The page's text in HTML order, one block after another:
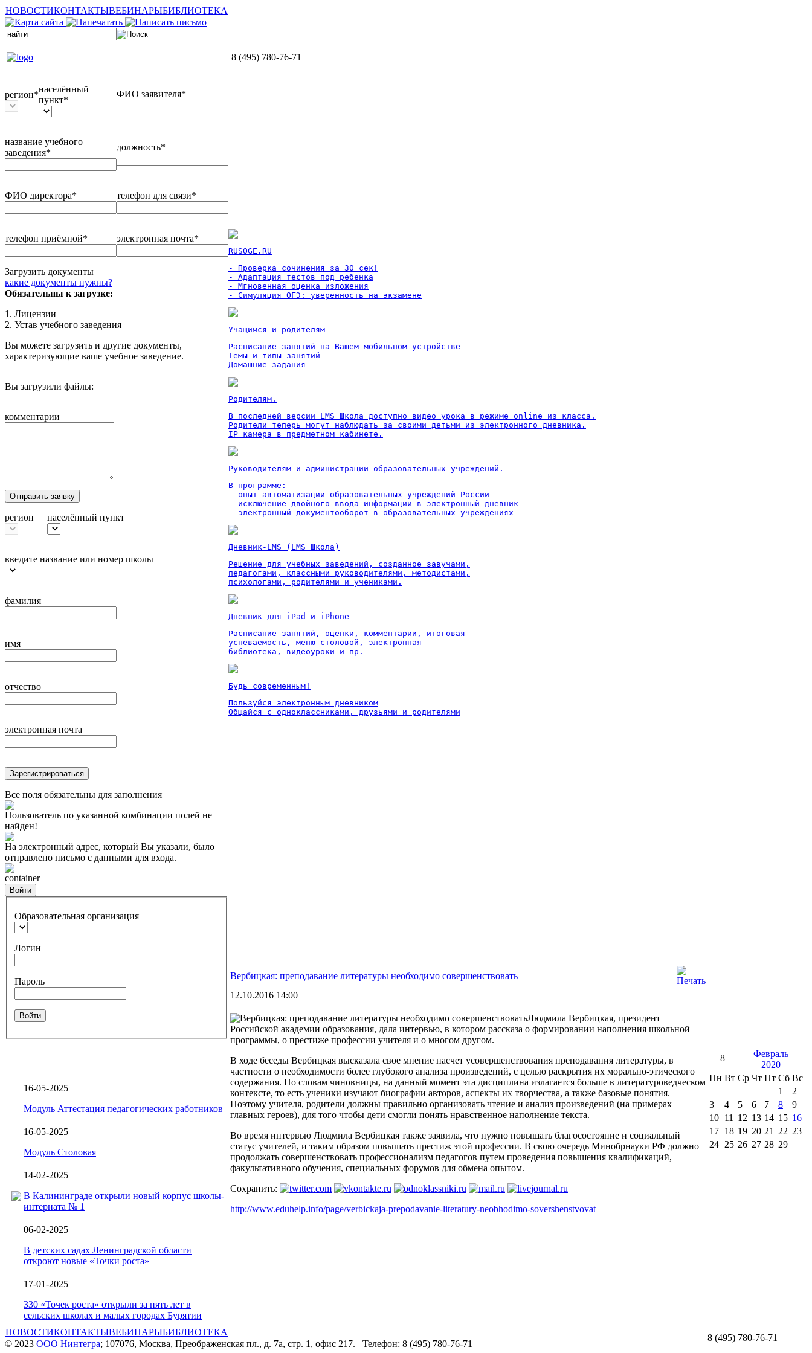
НОВОСТИКОНТАКТЫВЕБИНАРЫБИБЛИОТЕКА
8 (495) 780-76-71
регион*
населённый
пункт*
ФИО заявителя*
название учебного
заведения*
должность*
ФИО директора* телефон для связи*
телефон приёмной* электронная почта*
Загрузить документы
какие документы нужны?
Обязательны к загрузке:
1. Лицензии
2. Устав учебного заведения
Вы можете загрузить и другие документы,
характеризующие ваше учебное заведение.
Вы загрузили файлы:
комментарии
Отправить заявку
регион населённый пункт
введите название или номер школы
фамилия
имя
отчество
электронная почта
Зарегистрироваться
Все поля обязательны для заполнения
Пользователь по указанной комбинации полей не
найден!
На электронный адрес, который Вы указали, было
отправлено письмо с данными для входа.
container
Войти
Образовательная организация
Логин
Пароль
Войти
16-05-2025
Модуль Аттестация педагогических работников
16-05-2025
Модуль Столовая
14-02-2025
В Калининграде открыли новый корпус школы-
интерната № 1
06-02-2025
В детских садах Ленинградской области
откроют новые «Точки роста»
17-01-2025
330 «Точек роста» открыли за пять лет в
сельских школах и малых городах Бурятии
RUSOGE.RU
- Проверка сочинения за 30 сек!
- Адаптация тестов под ребенка
- Мгновенная оценка изложения
- Симуляция ОГЭ: уверенность на экзамене
Учащимся и родителям
Расписание занятий на Вашем мобильном устройстве
Темы и типы занятий
Домашние задания
Родителям.
В последней версии LMS Школа доступно видео урока в режиме online из класса.
Родители теперь могут наблюдать за своими детьми из электронного дневника.
IP камера в предметном кабинете.
Руководителям и администрации образовательных учреждений.
В программе:
- опыт автоматизации образовательных учреждений России
- исключение двойного ввода информации в электронный дневник
- электронный документооборот в образовательных учреждениях
Дневник-LMS (LMS Школа)
Решение для учебных заведений, созданное завучами,
педагогами, классными руководителями, методистами,
психологами, родителями и учениками.
Дневник для iPad и iPhone
Расписание занятий, оценки, комментарии, итоговая
успеваемость, меню столовой, электронная
библиотека, видеоуроки и пр.
Будь современным!
Пользуйся электронным дневником
Общайся с одноклассниками, друзьями и родителями
Вербицкая: преподавание литературы необходимо совершенствовать
12.10.2016 14:00
Людмила Вербицкая, президент
Российской академии образования, дала интервью, в котором рассказа о формировании наполнения школьной
программы, о престиже профессии учителя и о многом другом.
В ходе беседы Вербицкая высказала свое мнение насчет усовершенствования преподавания литературы, в
частности о необходимости более глубокого анализа произведений, с целью раскрытия их морально-этического
содержания. По словам чиновницы, на данный момент эта дисциплина излагается больше в литературоведческом
контексте, то есть ученики изучают биографии авторов, аспекты их творчества, а также базовые понятия.
Поэтому учителя, родители должны правильно организовать чтение и анализ произведений (на примерах
главных героев), для того чтобы дети смогли понять нравственное наполнение текста.
Во время интервью Людмила Вербицкая также заявила, что нужно повышать благосостояние и социальный
статус учителей, и таким образом повышать престиж этой профессии. В свою очередь Минобрнауки РФ должно
продолжать совершенствовать профессионализм педагогов путем проведения повышения квалификаций,
факультативного обучения, специальных форумов для обмена опытом.
Сохранить:
http://www.eduhelp.info/page/verbickaja-prepodavanie-literatury-neobhodimo-sovershenstvovat
8
Февраль
2020
Пн Вт Ср Чт Пт Сб Вс
1
2
3
4 5 6 7 8
9
10 11 12 13 14 15 16
17 18 19 20 21 22 23
24 25 26 27 28 29
НОВОСТИКОНТАКТЫВЕБИНАРЫБИБЛИОТЕКА
© 2023 ООО Нинтегра; 107076, Москва, Преображенская пл., д. 7а, стр. 1, офис 217. Телефон: 8 (495) 780-76-71
8 (495) 780-76-71